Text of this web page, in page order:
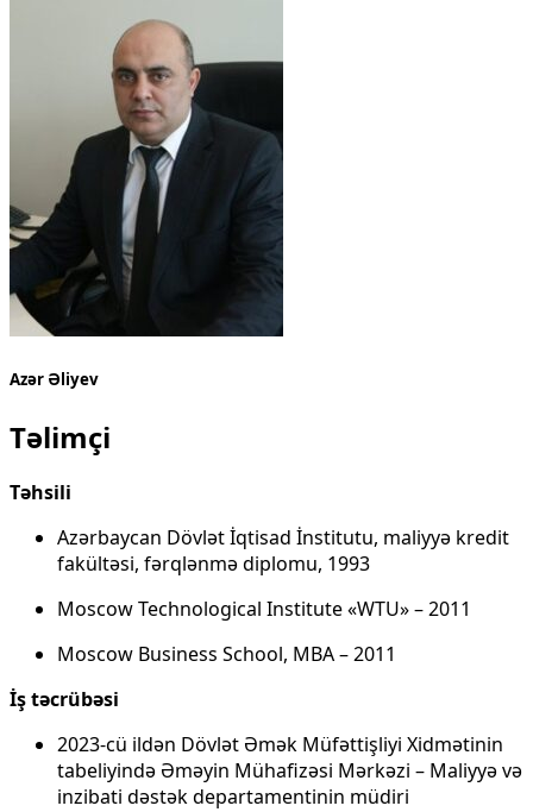
Azər Əliyev
Təlimçi
Təhsili
Azərbaycan Dövlət İqtisad İnstitutu, maliyyə kredit
fakültəsi, fərqlənmə diplomu, 1993
Moscow Technological Institute «WTU» – 2011
Moscow Business School, МВА – 2011
İş təcrübəsi
2023-cü ildən Dövlət Əmək Müfəttişliyi Xidmətinin
tabeliyində Əməyin Mühafizəsi Mərkəzi – Maliyyə və
inzibati dəstək departamentinin müdiri